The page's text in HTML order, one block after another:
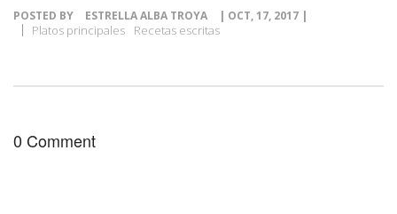
POSTED BY ESTRELLA ALBA TROYA | OCT, 17, 2017 |
Platos principales Recetas escritas
0 Comment